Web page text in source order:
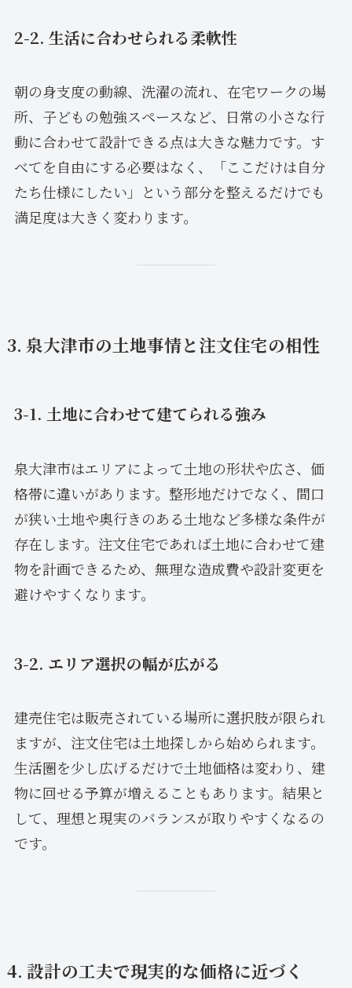
2-2. 生活に合わせられる柔軟性
朝の身支度の動線、洗濯の流れ、在宅ワークの場
所、子どもの勉強スペースなど、日常の小さな行
動に合わせて設計できる点は大きな魅力です。す
べてを自由にする必要はなく、「ここだけは自分
たち仕様にしたい」という部分を整えるだけでも
満足度は大きく変わります。
3. 泉大津市の土地事情と注文住宅の相性
3-1. 土地に合わせて建てられる強み
泉大津市はエリアによって土地の形状や広さ、価
格帯に違いがあります。整形地だけでなく、間口
が狭い土地や奥行きのある土地など多様な条件が
存在します。注文住宅であれば土地に合わせて建
物を計画できるため、無理な造成費や設計変更を
避けやすくなります。
3-2. エリア選択の幅が広がる
建売住宅は販売されている場所に選択肢が限られ
ますが、注文住宅は土地探しから始められます。
生活圏を少し広げるだけで土地価格は変わり、建
物に回せる予算が増えることもあります。結果と
して、理想と現実のバランスが取りやすくなるの
です。
4. 設計の工夫で現実的な価格に近づく